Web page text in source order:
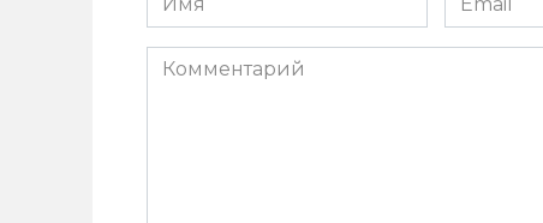
*
*
Комментарий